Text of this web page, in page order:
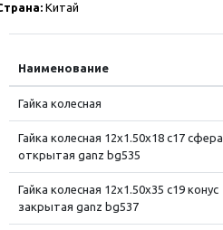
Китай
Наименование
Гайка колесная
Гайка колесная 12x1.50x18 с17 сфера
открытая ganz bg535
Гайка колесная 12x1.50x35 с19 конус
закрытая ganz bg537